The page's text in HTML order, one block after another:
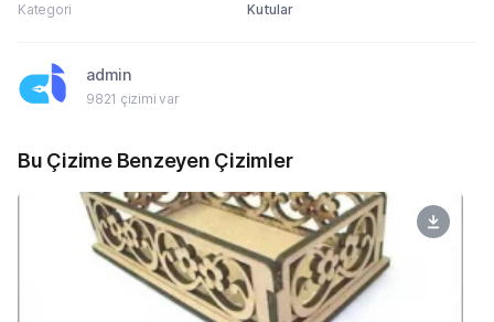
Kategori
Kutular
admin
9821 çizimi var
Bu Çizime Benzeyen Çizimler